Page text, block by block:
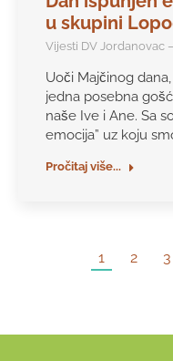
u skupini
Vijesti DV Jordanovac
Uoči Majčinog
jedna posebna
naše Ive i Ane. Sa
emocija” uz koju
Pročitaj više...
1 2 3